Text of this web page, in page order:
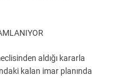
aldığı kararla
kalan imar planında